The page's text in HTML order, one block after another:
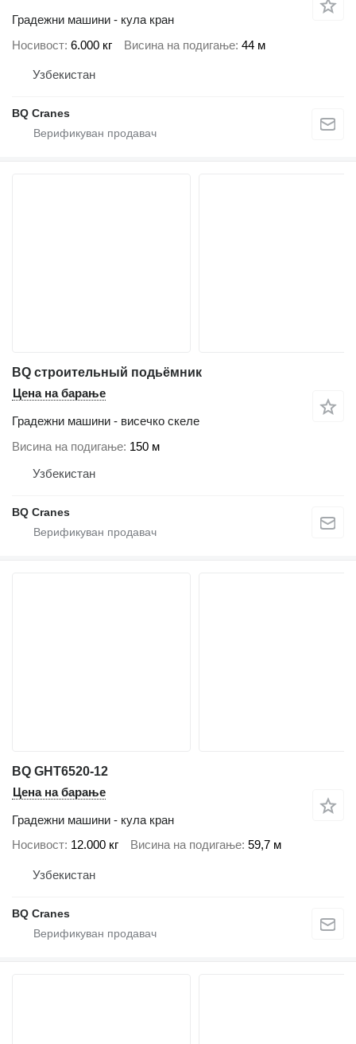
Градежни машини - кула кран
Носивост 6.000 кг Висина на подигање 44 м
Узбекистан
BQ Cranes
BQ строительный подьёмник
Цена на барање
Градежни машини - висечко скеле
Висина на подигање 150 м
Узбекистан
BQ Cranes
BQ GHT6520-12
Цена на барање
Градежни машини - кула кран
Носивост 12.000 кг Висина на подигање 59,7 м
Узбекистан
BQ Cranes